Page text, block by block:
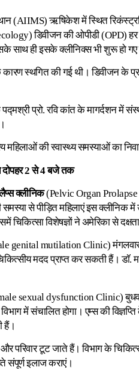
(AIIMS) ऋषिकेश में स्थित
डिवीजन की ओपीडी (OPD) हर
साथ ही इसके क्लीनिक्स भी शुरू हो गए
कारण स्थगित की गई थी। डिवीजन के
प्रो. रवि कांत के मागर्दशन में
महिलाओं की स्वास्थ्य समस्याओं का
दोपहर 2 से 4 बजे तक
क्लीनिक(Pelvic Organ
से पीड़ित महिलाएं इस क्लीनिक
विशेषज्ञों ने अमेरिका से
genital mutilation Clinic)
मदद प्राप्त कर सकती हैं। डॉ.
sexual dysfunction Clinic)
में संचालित होगा। एम्स की
हैं।
और परिवार टूट जाते हैं। विभाग के
संपूर्ण इलाज कराएं।